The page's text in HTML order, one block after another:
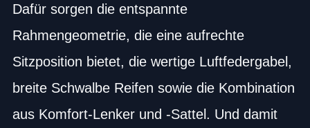
Dafür sorgen die entspannte
Rahmengeometrie, die eine aufrechte
Sitzposition bietet, die wertige Luftfedergabel,
breite Schwalbe Reifen sowie die Kombination
aus Komfort-Lenker und -Sattel. Und damit